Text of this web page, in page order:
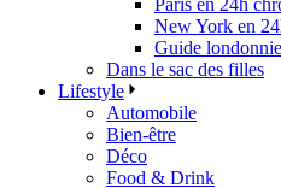
Paris en 24h
New York en
Guide
Dans le sac des filles
Lifestyle
Automobile
Bien-être
Déco
Food & Drink